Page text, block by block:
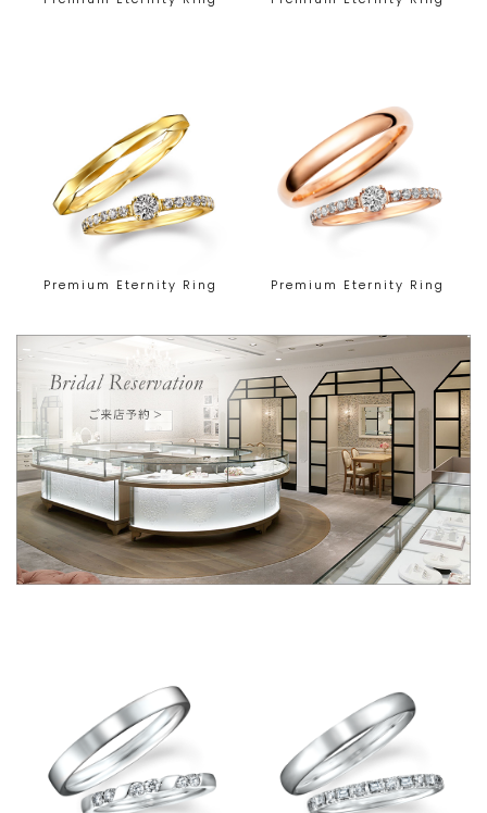
Premium Eternity Ring Premium Eternity Ring